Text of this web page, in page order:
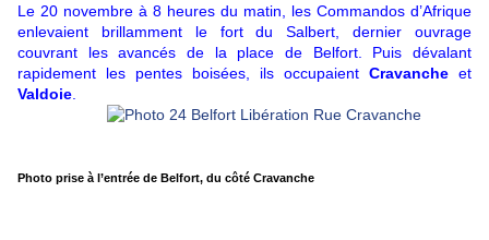
Le 20 novembre à 8 heures du matin, les Commandos d’Afrique
enlevaient brillamment le fort du Salbert, dernier ouvrage
couvrant les avancés de la place de Belfort. Puis dévalant
rapidement les pentes boisées, ils occupaient Cravanche et
Valdoie
Photo prise à l’entrée de Belfort, du côté Cravanche